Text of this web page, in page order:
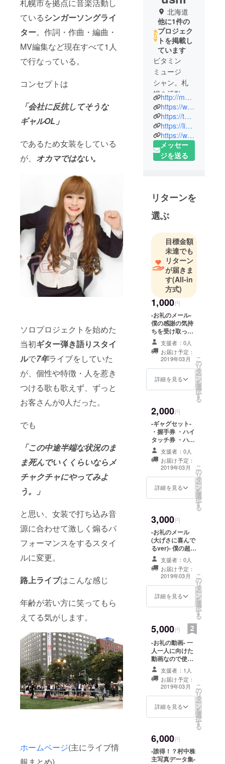
札幌市を拠点に音楽活動し
ているシンガーソングライ
ター。作詞・作曲・編曲・
MV編集など現在すべて1人
で行なっている。
コンセプトは
「会社に反抗してそうな
ギャルOL」
であるため女装をしている
が、 オカマではない。
ソロプロジェクトを始めた
当初ギター弾き語りスタイ
ルで7年ライブをしていた
が、個性や特徴・人を惹き
つける歌も歌えず、ずっと
お客さんが0人だった。
でも
「この中途半端な状況のま
ま死んでいくくらいならメ
チャクチャにやってみよ
う。」
と思い、女装で打ち込み音
源に合わせて激しく煽るパ
フォーマンスをするスタイ
ルに変更。
路上ライブはこんな感じ
年齢が若い方に笑ってもら
えてる気がします。
ホームページ(主にライブ情
北海道
他に1件の
プロジェク
トを掲載し
ています
ビタミン
ミュージ
シャン。札
幌を活動拠
点にしてい
るシンガー
ソングライ
ター。破天
荒で根拠な
きカリスマ
大好きで毎
日食べてい
るため、身
どが鶏肉に
なってし
まったらし
い。全然関
係ないです
が、黒幕は
アガサ博
士。
http://muranakafumiya.web.fc2.com
https://www.youtube.com/channel/UCE7ooSYTFgYHACw9pnBtx-Q
https://twitter.com/kabu_0726
https://live.line.me/channels/3674700
https://www.instagram.com/kabunushi_0726/
メッセー
ジを送る
リターンを
選ぶ
目標金額
未達でも
リターン
が届きま
す(All-in
方式)
1,000円
-お礼のメール-
僕の感謝の気持
ちを受け取って
ください。
支援者：0人
お届け予定：
2019年03月
詳細を見る
こ
の
リ
タ
ー
ン
を
選
択
す
る
2,000円
-ギャグセット-
・握手券 ・ハイ
タッチ券 ・ハグ
券 使えるのは各
券1回のみ。 ※名
前つきのデータ
でお渡ししま
す。
支援者：0人
お届け予定：
2019年03月
詳細を見る
こ
の
リ
タ
ー
ン
を
選
択
す
る
3,000円
-お礼のメール
(大げさに喜んで
るver)- 僕の超絶
な感謝の気持ち
を受け取ってく
ださい。僕がめ
ちゃくちゃ喜ん
でるハッピーな
内容です。とに
支援者：0人
お届け予定：
2019年03月
詳細を見る
こ
の
リ
タ
ー
ン
を
選
択
す
る
5,000円
-お礼の動画- 一
人一人に向けた
動画なので使い
回しではありま
せん。 とてもと
ても喜んでる動
画です。
支援者：1人
お届け予定：
2019年03月
詳細を見る
こ
の
リ
タ
ー
ン
を
選
択
す
る
6,000円
-誰得！？村中株
主写真データ集-